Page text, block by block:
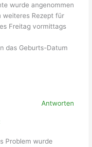
wurde angenommen
weiteres Rezept für
Freitag vormittags
das Geburts-Datum
Antworten
Problem wurde